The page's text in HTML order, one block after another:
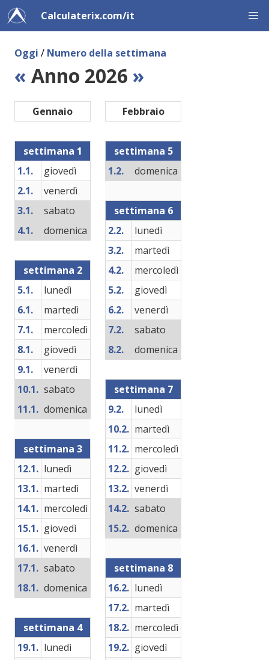
Calculaterix.com/it
Oggi / Numero della settimana
« Anno 2026 »
Gennaio
settimana 1
1.1.
giovedì
2.1.
venerdì
3.1.
sabato
4.1.
domenica
settimana 2
5.1.
lunedì
6.1.
martedì
7.1.
mercoledì
8.1.
giovedì
9.1.
venerdì
10.1. sabato
11.1. domenica
settimana 3
12.1. lunedì
13.1. martedì
14.1. mercoledì
15.1. giovedì
16.1. venerdì
17.1. sabato
18.1. domenica
settimana 4
19.1. lunedì
Febbraio
settimana 5
1.2.
domenica
settimana 6
2.2.
lunedì
3.2.
martedì
4.2.
mercoledì
5.2.
giovedì
6.2.
venerdì
7.2.
sabato
8.2.
domenica
settimana 7
9.2.
lunedì
10.2. martedì
11.2. mercoledì
12.2. giovedì
13.2. venerdì
14.2. sabato
15.2. domenica
settimana 8
16.2. lunedì
17.2. martedì
18.2. mercoledì
19.2. giovedì